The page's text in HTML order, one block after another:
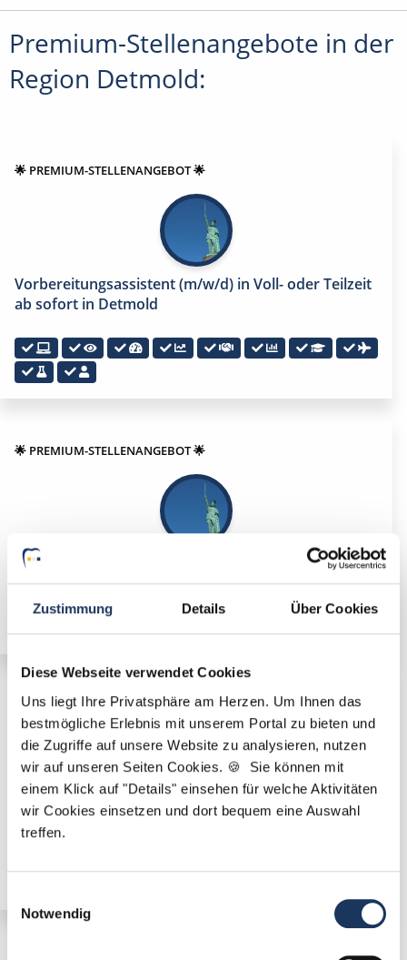
Zustimmung Details Über Cookies
Diese Webseite verwendet Cookies
Uns liegt Ihre Privatsphäre am Herzen. Um Ihnen das
bestmögliche Erlebnis mit unserem Portal zu bieten und
die Zugriffe auf unsere Website zu analysieren, nutzen
wir auf unseren Seiten Cookies. 🍪 Sie können mit
einem Klick auf "Details" einsehen für welche Aktivitäten
wir Cookies einsetzen und dort bequem eine Auswahl
treffen.
Notwendig
Premium-Stellenangebote in der
Region Detmold:
🌟 PREMIUM-STELLENANGEBOT 🌟
Vorbereitungsassistent (m/w/d) in Voll- oder Teilzeit
ab sofort in Detmold
🌟 PREMIUM-STELLENANGEBOT 🌟
Vorbereitungsassistent (m/w/d) in Voll- oder Teilzeit
ab sofort in Detmold
🌟 PREMIUM-STELLENANGEBOT 🌟
Vorbereitungsassistent (m/w/d) in Voll- oder Teilzeit
ab sofort in Bad Salzuflen